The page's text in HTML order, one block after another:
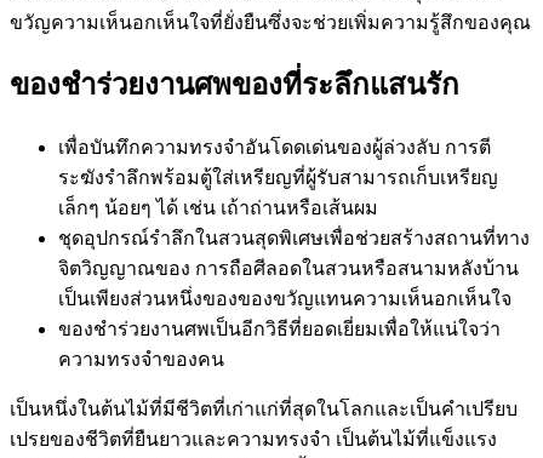
ขวัญความเห็นอกเห็นใจที่ยั่งยืนซึ่งจะช่วยเพิ่มความรู้สึกของคุณ
ของชำร่วยงานศพของที่ระลึกแสนรัก
เพื่อบันทึกความทรงจำอันโดดเด่นของผู้ล่วงลับ การตี
ระฆังรำลึกพร้อมตู้ใส่เหรียญที่ผู้รับสามารถเก็บเหรียญ
เล็กๆ น้อยๆ ได้ เช่น เถ้าถ่านหรือเส้นผม
ชุดอุปกรณ์รำลึกในสวนสุดพิเศษเพื่อช่วยสร้างสถานที่ทาง
จิตวิญญาณของ การถือศีลอดในสวนหรือสนามหลังบ้าน
เป็นเพียงส่วนหนึ่งของของขวัญแทนความเห็นอกเห็นใจ
ของชำร่วยงานศพเป็นอีกวิธีที่ยอดเยี่ยมเพื่อให้แน่ใจว่า
ความทรงจำของคน
เป็นหนึ่งในต้นไม้ที่มีชีวิตที่เก่าแก่ที่สุดในโลกและเป็นคำเปรียบ
เปรยของชีวิตที่ยืนยาวและความทรงจำ เป็นต้นไม้ที่แข็งแรง